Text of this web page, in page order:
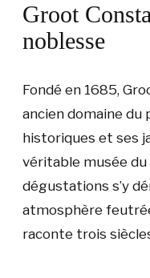
Groot
noblesse
Fondé en 1685,
ancien domaine du
historiques et ses
véritable musée du
dégustations s’y
atmosphère
raconte trois